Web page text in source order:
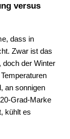
versus
dass in
Zwar ist das
doch der Winter
an sonnigen
Grad-Marke
kühlt es